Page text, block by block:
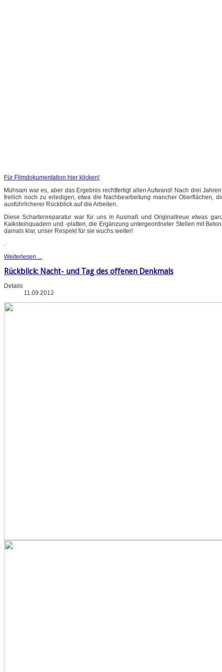
Für Filmdokumentation hier klicken!
Mühsam war es, aber das Ergebnis rechtfertigt allen Aufwand! Nach drei
freilich noch zu erledigen, etwa die Nachbearbeitung mancher Oberflächen,
ausführlicherer Rückblick auf die Arbeiten.
Diese Schartenreparatur war für uns in Ausmaß und Originaltreue etwas
Kalksteinquadern und -platten, die Ergänzung untergeordneter Stellen mit
damals klar, unser Respekt für sie wuchs weiter!
.
Weiterlesen ...
Rückblick: Nacht- und Tag des offenen Denkmals
Details
11.09.2012